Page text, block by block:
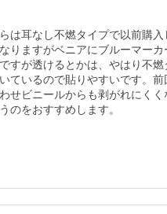
は耳なし不燃タイプで以前購
りますがベニアにブルーマー
すが透けるとかは、やはり不
ているので貼りやすいです。
せビニールからも剥がれにく
のをおすすめします。